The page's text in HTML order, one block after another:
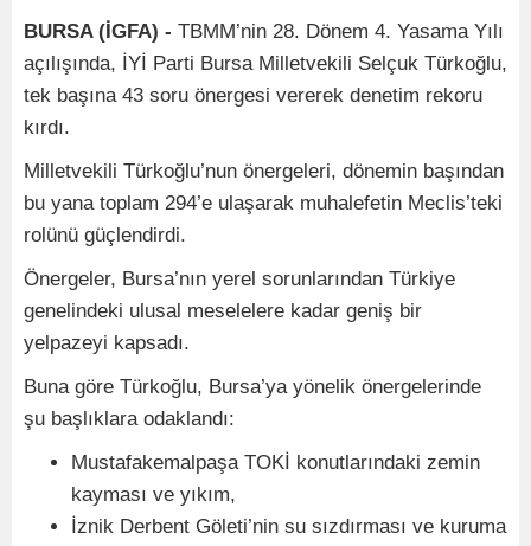
BURSA (İGFA) - TBMM’nin 28. Dönem 4. Yasama Yılı
açılışında, İYİ Parti Bursa Milletvekili Selçuk Türkoğlu,
tek başına 43 soru önergesi vererek denetim rekoru
kırdı.
Milletvekili Türkoğlu’nun önergeleri, dönemin başından
bu yana toplam 294’e ulaşarak muhalefetin Meclis’teki
rolünü güçlendirdi.
Önergeler, Bursa’nın yerel sorunlarından Türkiye
genelindeki ulusal meselelere kadar geniş bir
yelpazeyi kapsadı.
Buna göre Türkoğlu, Bursa’ya yönelik önergelerinde
şu başlıklara odaklandı:
Mustafakemalpaşa TOKİ konutlarındaki zemin
kayması ve yıkım,
İznik Derbent Göleti’nin su sızdırması ve kuruma